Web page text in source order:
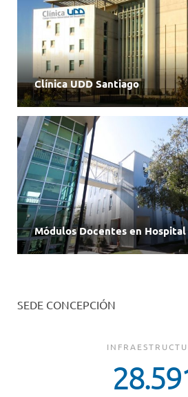
Clínica UDD Santiago
Módulos Docentes en
SEDE CONCEPCIÓN